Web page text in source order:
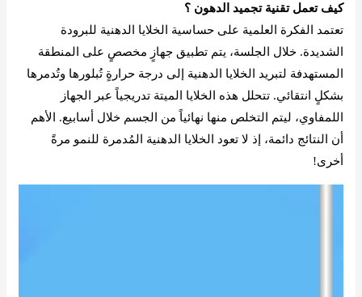
كيف تعمل تقنية تجميد الدهون ؟
تعتمد الفكرة العلمية على حساسية الخلايا الدهنية للبرودة
الشديدة. خلال الجلسة، يتم تطبيق جهازٍ مخصصٍ على المنطقة
المستهدفة لتبريد الخلايا الدهنية إلى درجة حرارةٍ تُبلورها وتُدمرها
بشكلٍ انتقائي. تتحلل هذه الخلايا الميتة تدريجياً عبر الجهاز
اللمفاوي، ليتم التخلص منها نهائياً من الجسم خلال أسابيع. الأهم
أن النتائج دائمة، إذ لا تعود الخلايا الدهنية المُدمرة للنمو مرةً
أخرى!